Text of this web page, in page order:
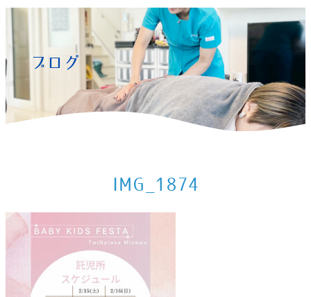
ブログ
IMG_1874